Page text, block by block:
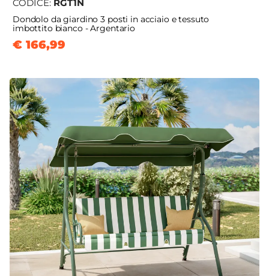
CODICE: RGT1N
Dondolo da giardino 3 posti in acciaio e tessuto
imbottito bianco - Argentario
€ 166,99